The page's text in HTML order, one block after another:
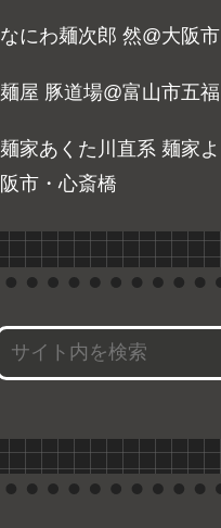
なにわ麺次郎 然@大阪
麺屋 豚道場@富山市五福
麺家あくた川直系 麺家
阪市・心斎橋